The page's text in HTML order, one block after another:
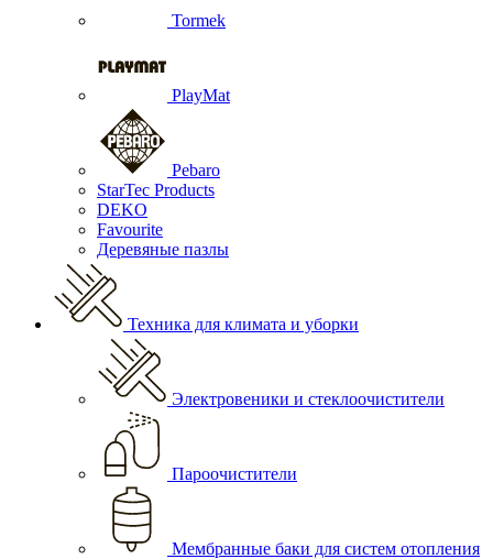
Tormek
PlayMat
Pebaro
StarTec Products
DEKO
Favourite
Деревяные пазлы
Техника для климата и уборки
Электровеники и стеклоочистители
Пароочистители
Мембранные баки для систем отопления